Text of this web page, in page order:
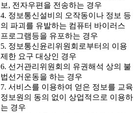
보, 전자우편을 전송하는 경우
4. 정보통신설비의 오작동이나 정보 등
의 파괴를 유발하는 컴퓨터 바이러스
프로그램등을 유포하는 경우
5. 정보통신윤리위원회로부터의 이용
제한 요구 대상인 경우
6. 선거관리위원회의 유권해석 상의 불
법선거운동을 하는 경우
7. 서비스를 이용하여 얻은 정보를 교육
정보원의 동의 없이 상업적으로 이용하
는 경우